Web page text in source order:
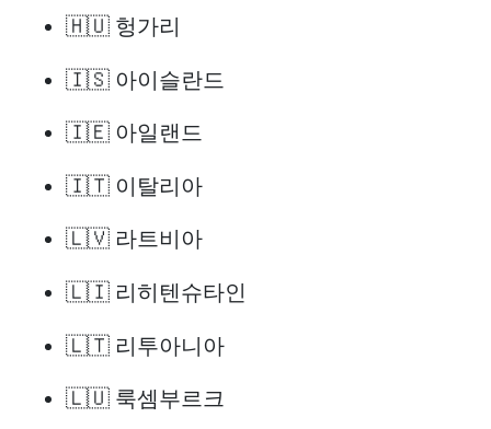
🇭🇺 헝가리
🇮🇸 아이슬란드
🇮🇪 아일랜드
🇮🇹 이탈리아
🇱🇻 라트비아
🇱🇮 리히텐슈타인
🇱🇹 리투아니아
🇱🇺 룩셈부르크